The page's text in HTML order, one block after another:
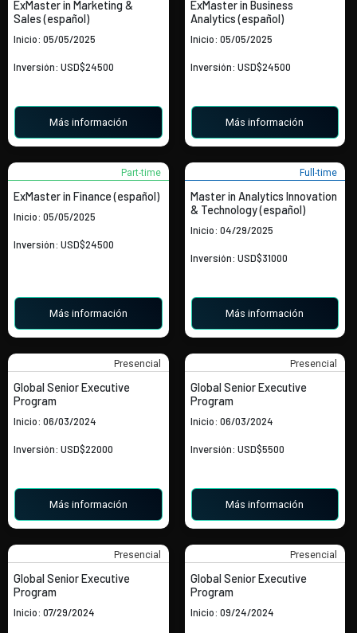
ExMaster in Marketing &
Sales (español)
Inicio: 05/05/2025
Inversión: USD$24500
Más información
ExMaster in Business
Analytics (español)
Inicio: 05/05/2025
Inversión: USD$24500
Más información
ExMaster in Finance (español)
Inicio: 05/05/2025
Inversión: USD$24500
Part-time
Más información
Master in Analytics Innovation
& Technology (español)
Inicio: 04/29/2025
Inversión: USD$31000
Full-time
Más información
Global Senior Executive
Program
Inicio: 06/03/2024
Inversión: USD$22000
Presencial
Más información
Global Senior Executive
Program
Inicio: 06/03/2024
Inversión: USD$5500
Presencial
Más información
Global Senior Executive
Program
Inicio: 07/29/2024
Presencial
Global Senior Executive
Program
Inicio: 09/24/2024
Presencial